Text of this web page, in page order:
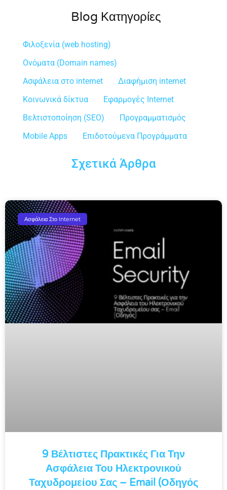
Blog Κατηγορίες
Φιλοξενία (web hosting)
Ονόματα (Domain names)
Ασφάλεια στο internet
Διαφήμιση internet
Κοινωνικά δίκτυα
Εφαρμογές Internet
Βελτιστοποίηση (SEO)
Προγραμματισμός
Mobile Apps
Επιδοτούμενα Προγράμματα
Σχετικά Άρθρα
Ασφάλεια Στο Internet
9 Βέλτιστες Πρακτικές Για Την
Ασφάλεια Του Ηλεκτρονικού
Ταχυδρομείου Σας – Email (Οδηγός